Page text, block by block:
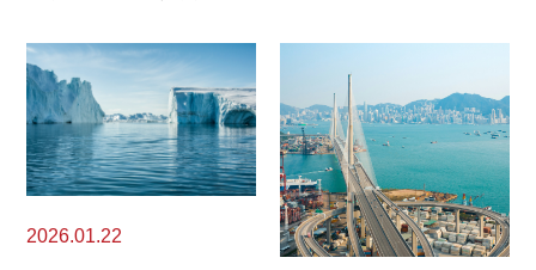
2026.01.22